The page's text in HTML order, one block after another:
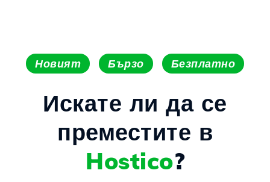
Новият Бързо Безплатно
Искате ли да се
преместите в
Hostico?